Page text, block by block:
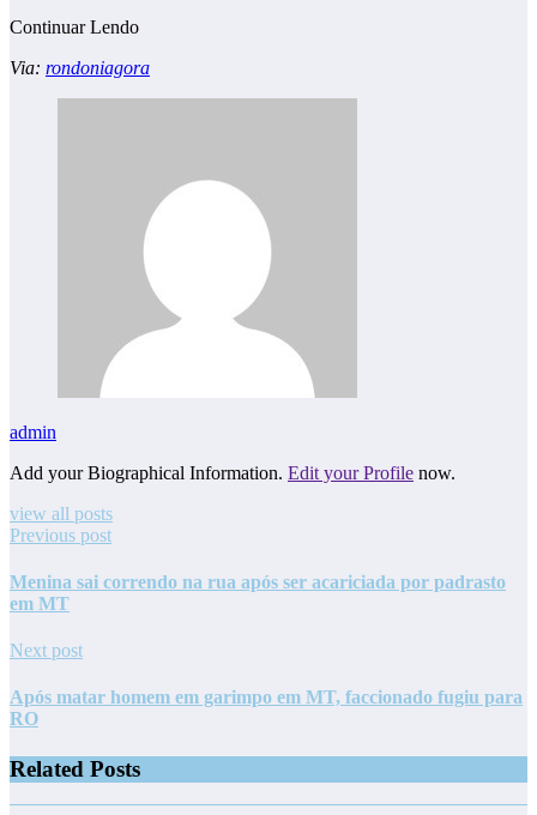
Continuar Lendo
Via: rondoniagora
admin
Add your Biographical Information. Edit your Profile now.
view all posts
Previous post
Menina sai correndo na rua após ser acariciada por padrasto
em MT
Next post
Após matar homem em garimpo em MT, faccionado fugiu para
RO
Related Posts